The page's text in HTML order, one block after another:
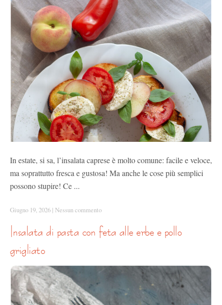
In estate, si sa, l’insalata caprese è molto comune: facile e veloce,
ma soprattutto fresca e gustosa! Ma anche le cose più semplici
possono stupire! Ce ...
Giugno 19, 2026 | Nessun commento
insalata di pasta con feta alle erbe e pollo
grigliato